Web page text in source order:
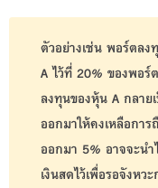
ตัวอย่างเช่น พอร์ตล
A ไว้ที่ 20% ของพอร์
ลงทุนของหุ้น A กลาย
ออกมาให้คงเหลือกา
ออกมา 5% อาจจะน
เงินสดไว้เพื่อรอจังหว